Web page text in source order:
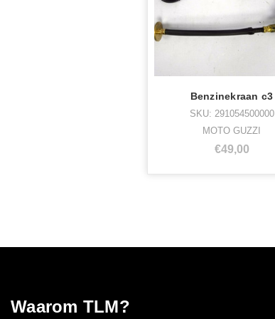
Benzinekraan c3
SKU: 291054500000
MOTO GUZZI
€49,00
Waarom TLM?